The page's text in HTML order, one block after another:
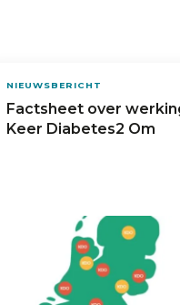
NIEUWSBERICHT
Factsheet over
Keer Diabetes2 Om